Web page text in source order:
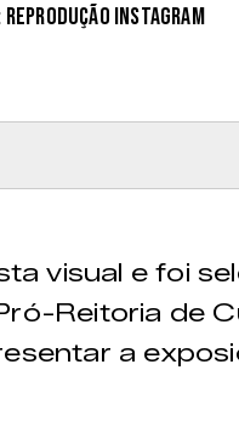
reprodução Instagram
visual e foi
Reitoria de
a